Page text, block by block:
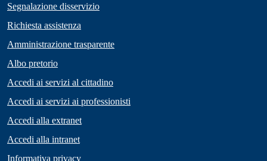
Segnalazione disservizio
Richiesta assistenza
Amministrazione trasparente
Albo pretorio
Accedi ai servizi al cittadino
Accedi ai servizi ai professionisti
Accedi alla extranet
Accedi alla intranet
Informativa privacy